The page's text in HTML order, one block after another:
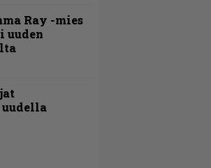
Ray -mies
uuden